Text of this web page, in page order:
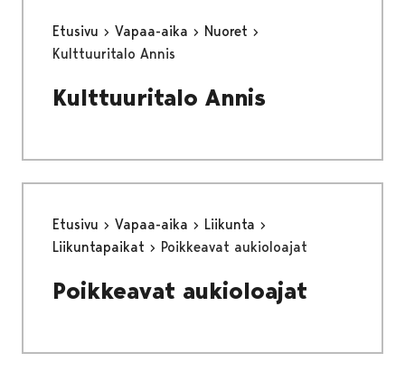
Etusivu Vapaa-aika
Nuoret
Kulttuuritalo Annis
Kulttuuritalo Annis
Etusivu Vapaa-aika
Liikunta
Liikuntapaikat
Poikkeavat aukioloajat
Poikkeavat aukioloajat